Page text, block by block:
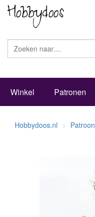
Winkel Patronen
Hobbydoos.nl Patroon